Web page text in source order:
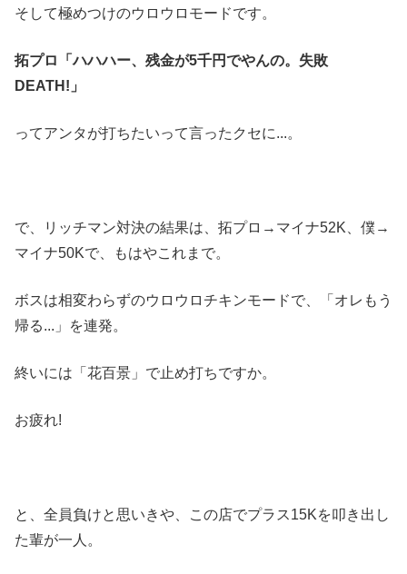
そして極めつけのウロウロモードです。
拓プロ「ハハハー、残金が5千円でやんの。失敗
DEATH!」
ってアンタが打ちたいって言ったクセに...。
で、リッチマン対決の結果は、拓プロ→マイナ52K、僕→
マイナ50Kで、もはやこれまで。
ボスは相変わらずのウロウロチキンモードで、「オレもう
帰る...」を連発。
終いには「花百景」で止め打ちですか。
お疲れ!
と、全員負けと思いきや、この店でプラス15Kを叩き出し
た輩が一人。